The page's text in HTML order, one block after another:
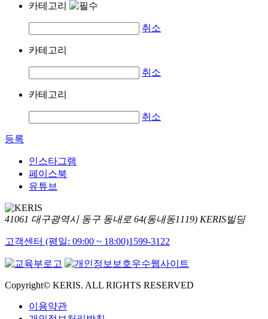
카테고리
취소
카테고리
취소
카테고리
취소
등록
인스타그램
페이스북
유튜브
41061 대구광역시 동구 동내로 64(동내동1119) KERIS빌딩
고객센터 (평일: 09:00 ~ 18:00)1599-3122
Copyright© KERIS. ALL RIGHTS RESERVED
이용약관